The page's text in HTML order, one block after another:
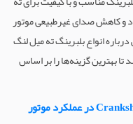
و کاهش صدای غیرطبیعی موتور
انواع بلبرینگ ته میل لنگ
بهترین گزینه‌ها را بر اساس